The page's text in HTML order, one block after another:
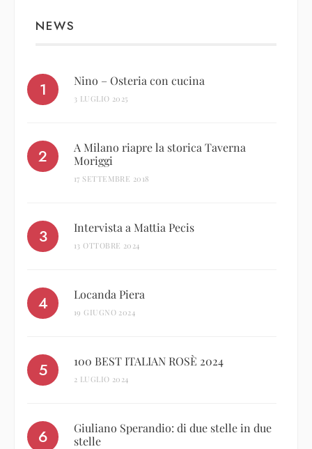
NEWS
Nino – Osteria con cucina
3 LUGLIO 2025
A Milano riapre la storica Taverna
Moriggi
17 SETTEMBRE 2018
Intervista a Mattia Pecis
13 OTTOBRE 2024
Locanda Piera
19 GIUGNO 2024
100 BEST ITALIAN ROSÈ 2024
2 LUGLIO 2024
Giuliano Sperandio: di due stelle in due
stelle